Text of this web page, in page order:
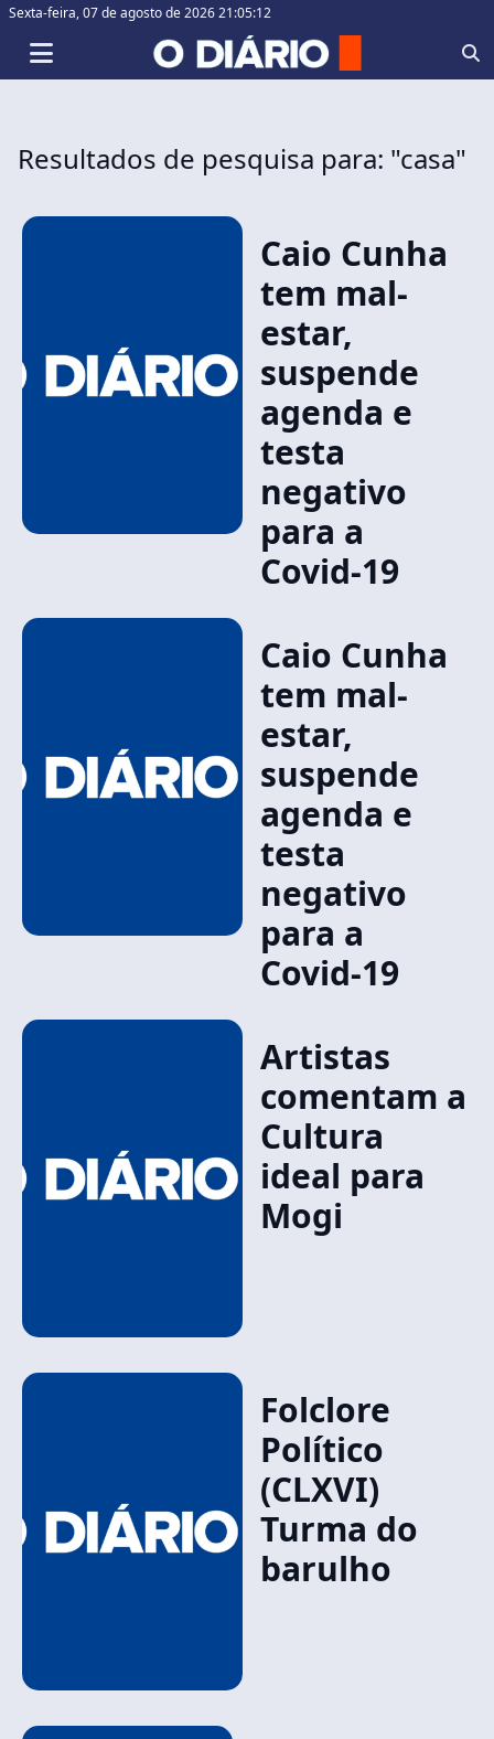
Sexta-feira,07 de agosto de 2026 21:05:12
Resultados de pesquisa para: "casa"
Caio Cunha
tem mal-
estar,
suspende
agenda e
testa
negativo
para a
Covid-19
Caio Cunha
tem mal-
estar,
suspende
agenda e
testa
negativo
para a
Covid-19
Artistas
comentam a
Cultura
ideal para
Mogi
Folclore
Político
(CLXVI)
Turma do
barulho